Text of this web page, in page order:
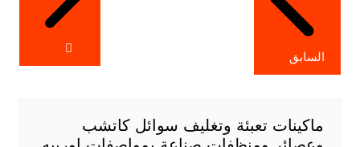
السابق
ماكينات تعبئة وتغليف سوائل كاتشب